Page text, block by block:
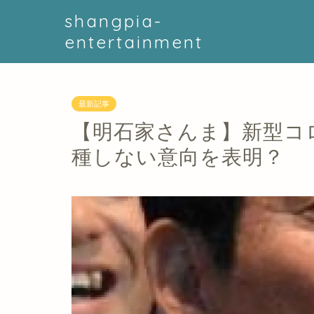
shangpia-
entertainment
最新記事
【明石家さんま】新型
種しない意向を表明？